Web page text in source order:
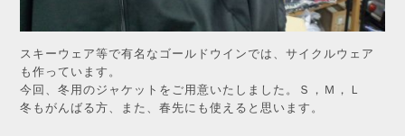
スキーウェア等で有名なゴールドウインでは、サイクルウェア
も作っています。
今回、冬用のジャケットをご用意いたしました。Ｓ，Ｍ，Ｌ
冬もがんばる方、また、春先にも使えると思います。